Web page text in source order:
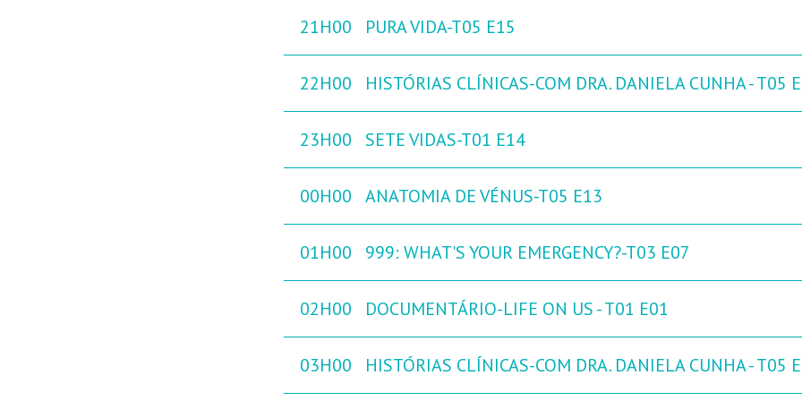
21H00 PURA VIDA-T05 E15
22H00 HISTÓRIAS CLÍNICAS-COM DRA. DANIELA CUNHA - T05
23H00 SETE VIDAS-T01 E14
00H00 ANATOMIA DE VÉNUS-T05 E13
01H00 999: WHAT'S YOUR EMERGENCY?-T03 E07
02H00 DOCUMENTÁRIO-LIFE ON US - T01 E01
03H00 HISTÓRIAS CLÍNICAS-COM DRA. DANIELA CUNHA - T05